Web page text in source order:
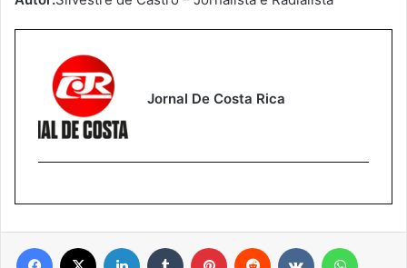
Jornal De Costa Rica
Facebook Linkedin Tumblr Pinterest Reddit